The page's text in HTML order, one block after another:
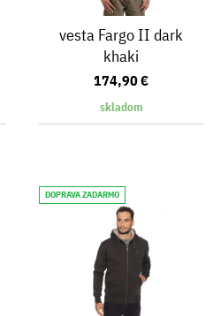
vesta Fargo II dark
khaki
174,90 €
skladom
DOPRAVA ZADARMO